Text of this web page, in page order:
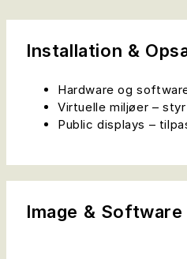
Installation &
Hardware og
Virtuelle miljøer –
Public displays –
Image & Software